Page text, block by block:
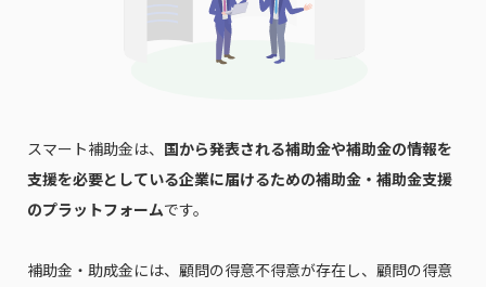
スマート補助金は、 国から発表される補助金や補助金の情報を
支援を必要としている企業に届けるための補助金・補助金支援
のプラットフォームです。
補助金・助成金には、顧問の得意不得意が存在し、顧問の得意